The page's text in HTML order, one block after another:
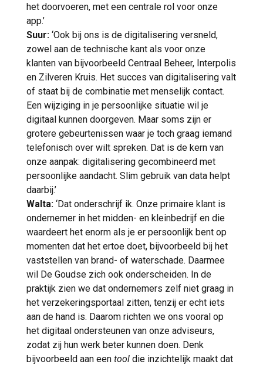
het doorvoeren, met een centrale rol voor onze
app.’
Suur: ‘Ook bij ons is de digitalisering versneld,
zowel aan de technische kant als voor onze
klanten van bijvoorbeeld Centraal Beheer, Interpolis
en Zilveren Kruis. Het succes van digitalisering valt
of staat bij de combinatie met menselijk contact.
Een wijziging in je persoonlijke situatie wil je
digitaal kunnen doorgeven. Maar soms zijn er
grotere gebeurtenissen waar je toch graag iemand
telefonisch over wilt spreken. Dat is de kern van
onze aanpak: digitalisering gecombineerd met
persoonlijke aandacht. Slim gebruik van data helpt
daarbij.’
Walta: ‘Dat onderschrijf ik. Onze primaire klant is
ondernemer in het midden- en kleinbedrijf en die
waardeert het enorm als je er persoonlijk bent op
momenten dat het ertoe doet, bijvoorbeeld bij het
vaststellen van brand- of waterschade. Daarmee
wil De Goudse zich ook onderscheiden. In de
praktijk zien we dat ondernemers zelf niet graag in
het verzekeringsportaal zitten, tenzij er echt iets
aan de hand is. Daarom richten we ons vooral op
het digitaal ondersteunen van onze adviseurs,
zodat zij hun werk beter kunnen doen. Denk
bijvoorbeeld aan een tool die inzichtelijk maakt dat